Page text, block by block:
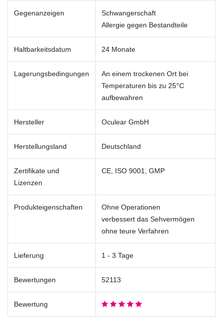
Gegenanzeigen
Schwangerschaft
Allergie gegen Bestandteile
Haltbarkeitsdatum 24 Monate
Lagerungsbedingungen
An einem trockenen Ort bei
Temperaturen bis zu 25°C
aufbewahren
Hersteller Oculear GmbH
Herstellungsland Deutschland
Zertifikate und
Lizenzen
CE, ISO 9001, GMP
Produkteigenschaften
Ohne Operationen
verbessert das Sehvermögen
ohne teure Verfahren
Lieferung 1 - 3 Tage
Bewertungen 52113
Bewertung